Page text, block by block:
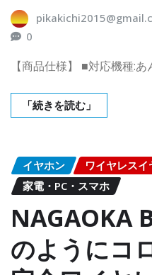
0
【商品仕様】 ■対応機種:
「続きを読む」
イヤホン
ワイヤレスイ
家電・PC・スマホ
NAGAOKA
のようにコ